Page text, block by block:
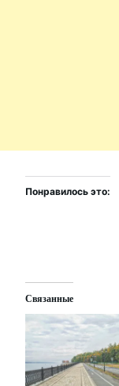
Понравилось это:
Связанные